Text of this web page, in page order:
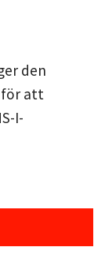
den
för att
I-